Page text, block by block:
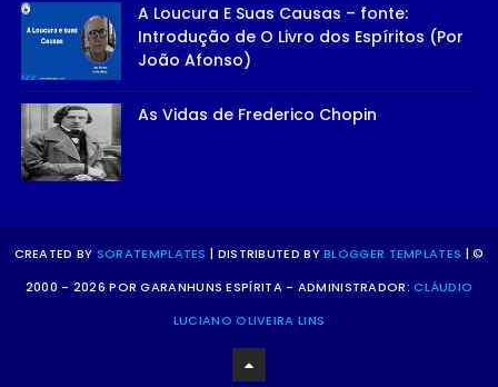
A Loucura E Suas Causas – fonte:
Introdução de O Livro dos Espíritos (Por
João Afonso)
As Vidas de Frederico Chopin
CREATED BY SORATEMPLATES | DISTRIBUTED BYBLOGGER TEMPLATES | ©
2000 - 2026 POR GARANHUNS ESPÍRITA - ADMINISTRADOR:CLÁUDIO
LUCIANO OLIVEIRA LINS